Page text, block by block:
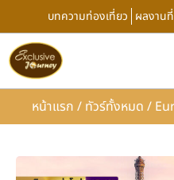
บทความท่องเที่ยว ผลงาน
หน้าแรก / ทัวร์ทั้งหมด /